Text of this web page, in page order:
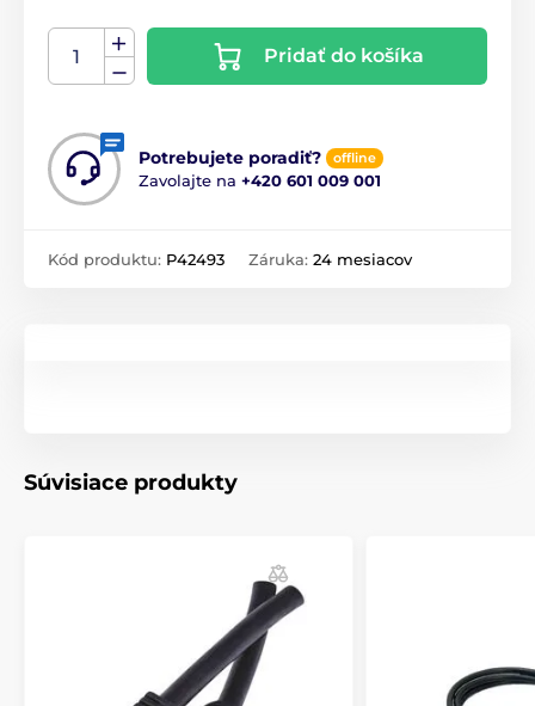
Pridať do košíka
Potrebujete poradiť? offline
Zavolajte na +420 601 009 001
Kód produktu: P42493 Záruka: 24 mesiacov
Súvisiace produkty